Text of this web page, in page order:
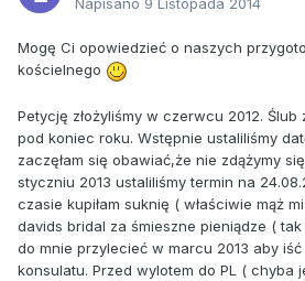
Napisano 9 Listopada 2014
Mogę Ci opowiedzieć o naszych
kościelnego
Petycję złożyliśmy w czerwcu 2012.
pod koniec roku. Wstępnie ustaliliśmy
zaczęłam się obawiać,że nie zdążymy
styczniu 2013 ustaliliśmy termin na
czasie kupiłam suknię ( właściwie mąż
davids bridal za śmieszne pieniądze ( tak
do mnie przylecieć w marcu 2013 aby
konsulatu. Przed wylotem do PL ( chyba